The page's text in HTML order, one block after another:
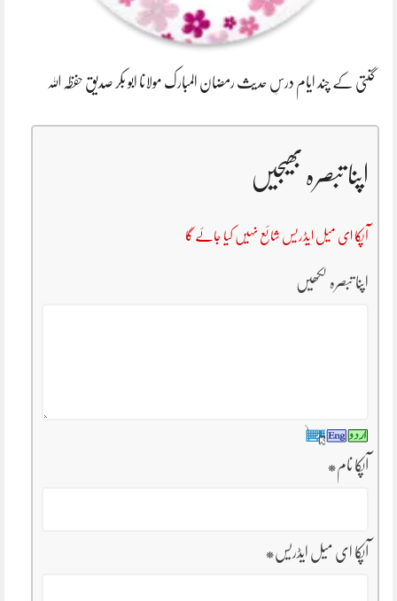
گنتی کے چند ایام درسِ حدیث رمضان المبارک مولانا ابو بکر صدیق حفظہ اللہ
اپنا تبصرہ بھیجیں
آپکا ای میل ایڈریس شائع نہیں کیا جائے گا
اپنا تبصرہ لکھیں
آپکا نام*
آپکا ای میل ایڈریس*